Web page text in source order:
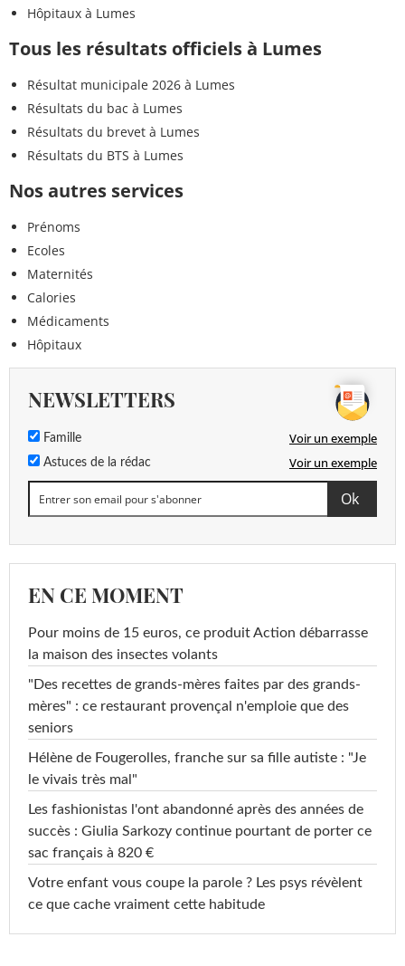
Hôpitaux à Lumes
Tous les résultats officiels à Lumes
Résultat municipale 2026 à Lumes
Résultats du bac à Lumes
Résultats du brevet à Lumes
Résultats du BTS à Lumes
Nos autres services
Prénoms
Ecoles
Maternités
Calories
Médicaments
Hôpitaux
NEWSLETTERS
Famille Voir un exemple
Astuces de la rédac Voir un exemple
EN CE MOMENT
Pour moins de 15 euros, ce produit Action débarrasse
la maison des insectes volants
"Des recettes de grands-mères faites par des grands-
mères" : ce restaurant provençal n'emploie que des
seniors
Hélène de Fougerolles, franche sur sa fille autiste : "Je
le vivais très mal"
Les fashionistas l'ont abandonné après des années de
succès : Giulia Sarkozy continue pourtant de porter ce
sac français à 820 €
Votre enfant vous coupe la parole ? Les psys révèlent
ce que cache vraiment cette habitude